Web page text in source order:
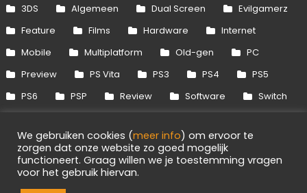
3DS Algemeen Dual Screen
Evilgamerz
Feature
Films Hardware
Internet
Mobile
Multiplatform Old-gen
PC
Preview
PS Vita PS3 PS4
PS5
PS6
PSP Review Software
Switch
Xbox 360
Xbox One Xbox Series
We gebruiken cookies (meer info) om ervoor te
zorgen dat onze website zo goed mogelijk
functioneert. Graag willen we je toestemming vragen
voor het gebruik hiervan.